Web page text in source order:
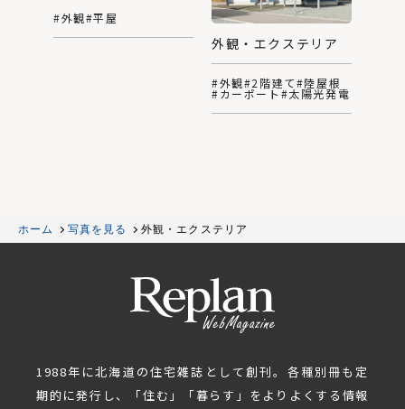
#外観#平屋
外観・エクステリア
#外観#2階建て#陸屋根
#カーポート#太陽光発電
ホーム 写真を見る 外観・エクステリア
1988年に北海道の住宅雑誌として創刊。各種別冊も定
期的に発行し、「住む」「暮らす」をよりよくする情報